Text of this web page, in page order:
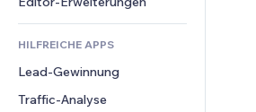
Speisen & Getränke
Suche
Wetter
Diagramme & Tabellen
Bewertungen und Feedback
CRM
HILFREICHE APPS
Lead-Gewinnung
Traffic-Analyse